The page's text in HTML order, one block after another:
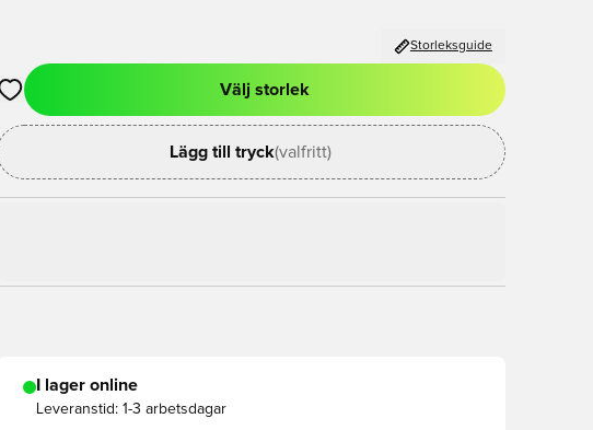
Storleksguide
Öppnar en Modal för att logga in eller registrera dig som medlem
Välj storlek
Lägg till tryck(valfritt)
I lager online
Leveranstid: 1-3 arbetsdagar